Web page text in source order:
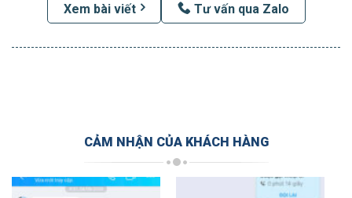
Xem bài viết Tư vấn qua Zalo
CẢM NHẬN CỦA KHÁCH HÀNG